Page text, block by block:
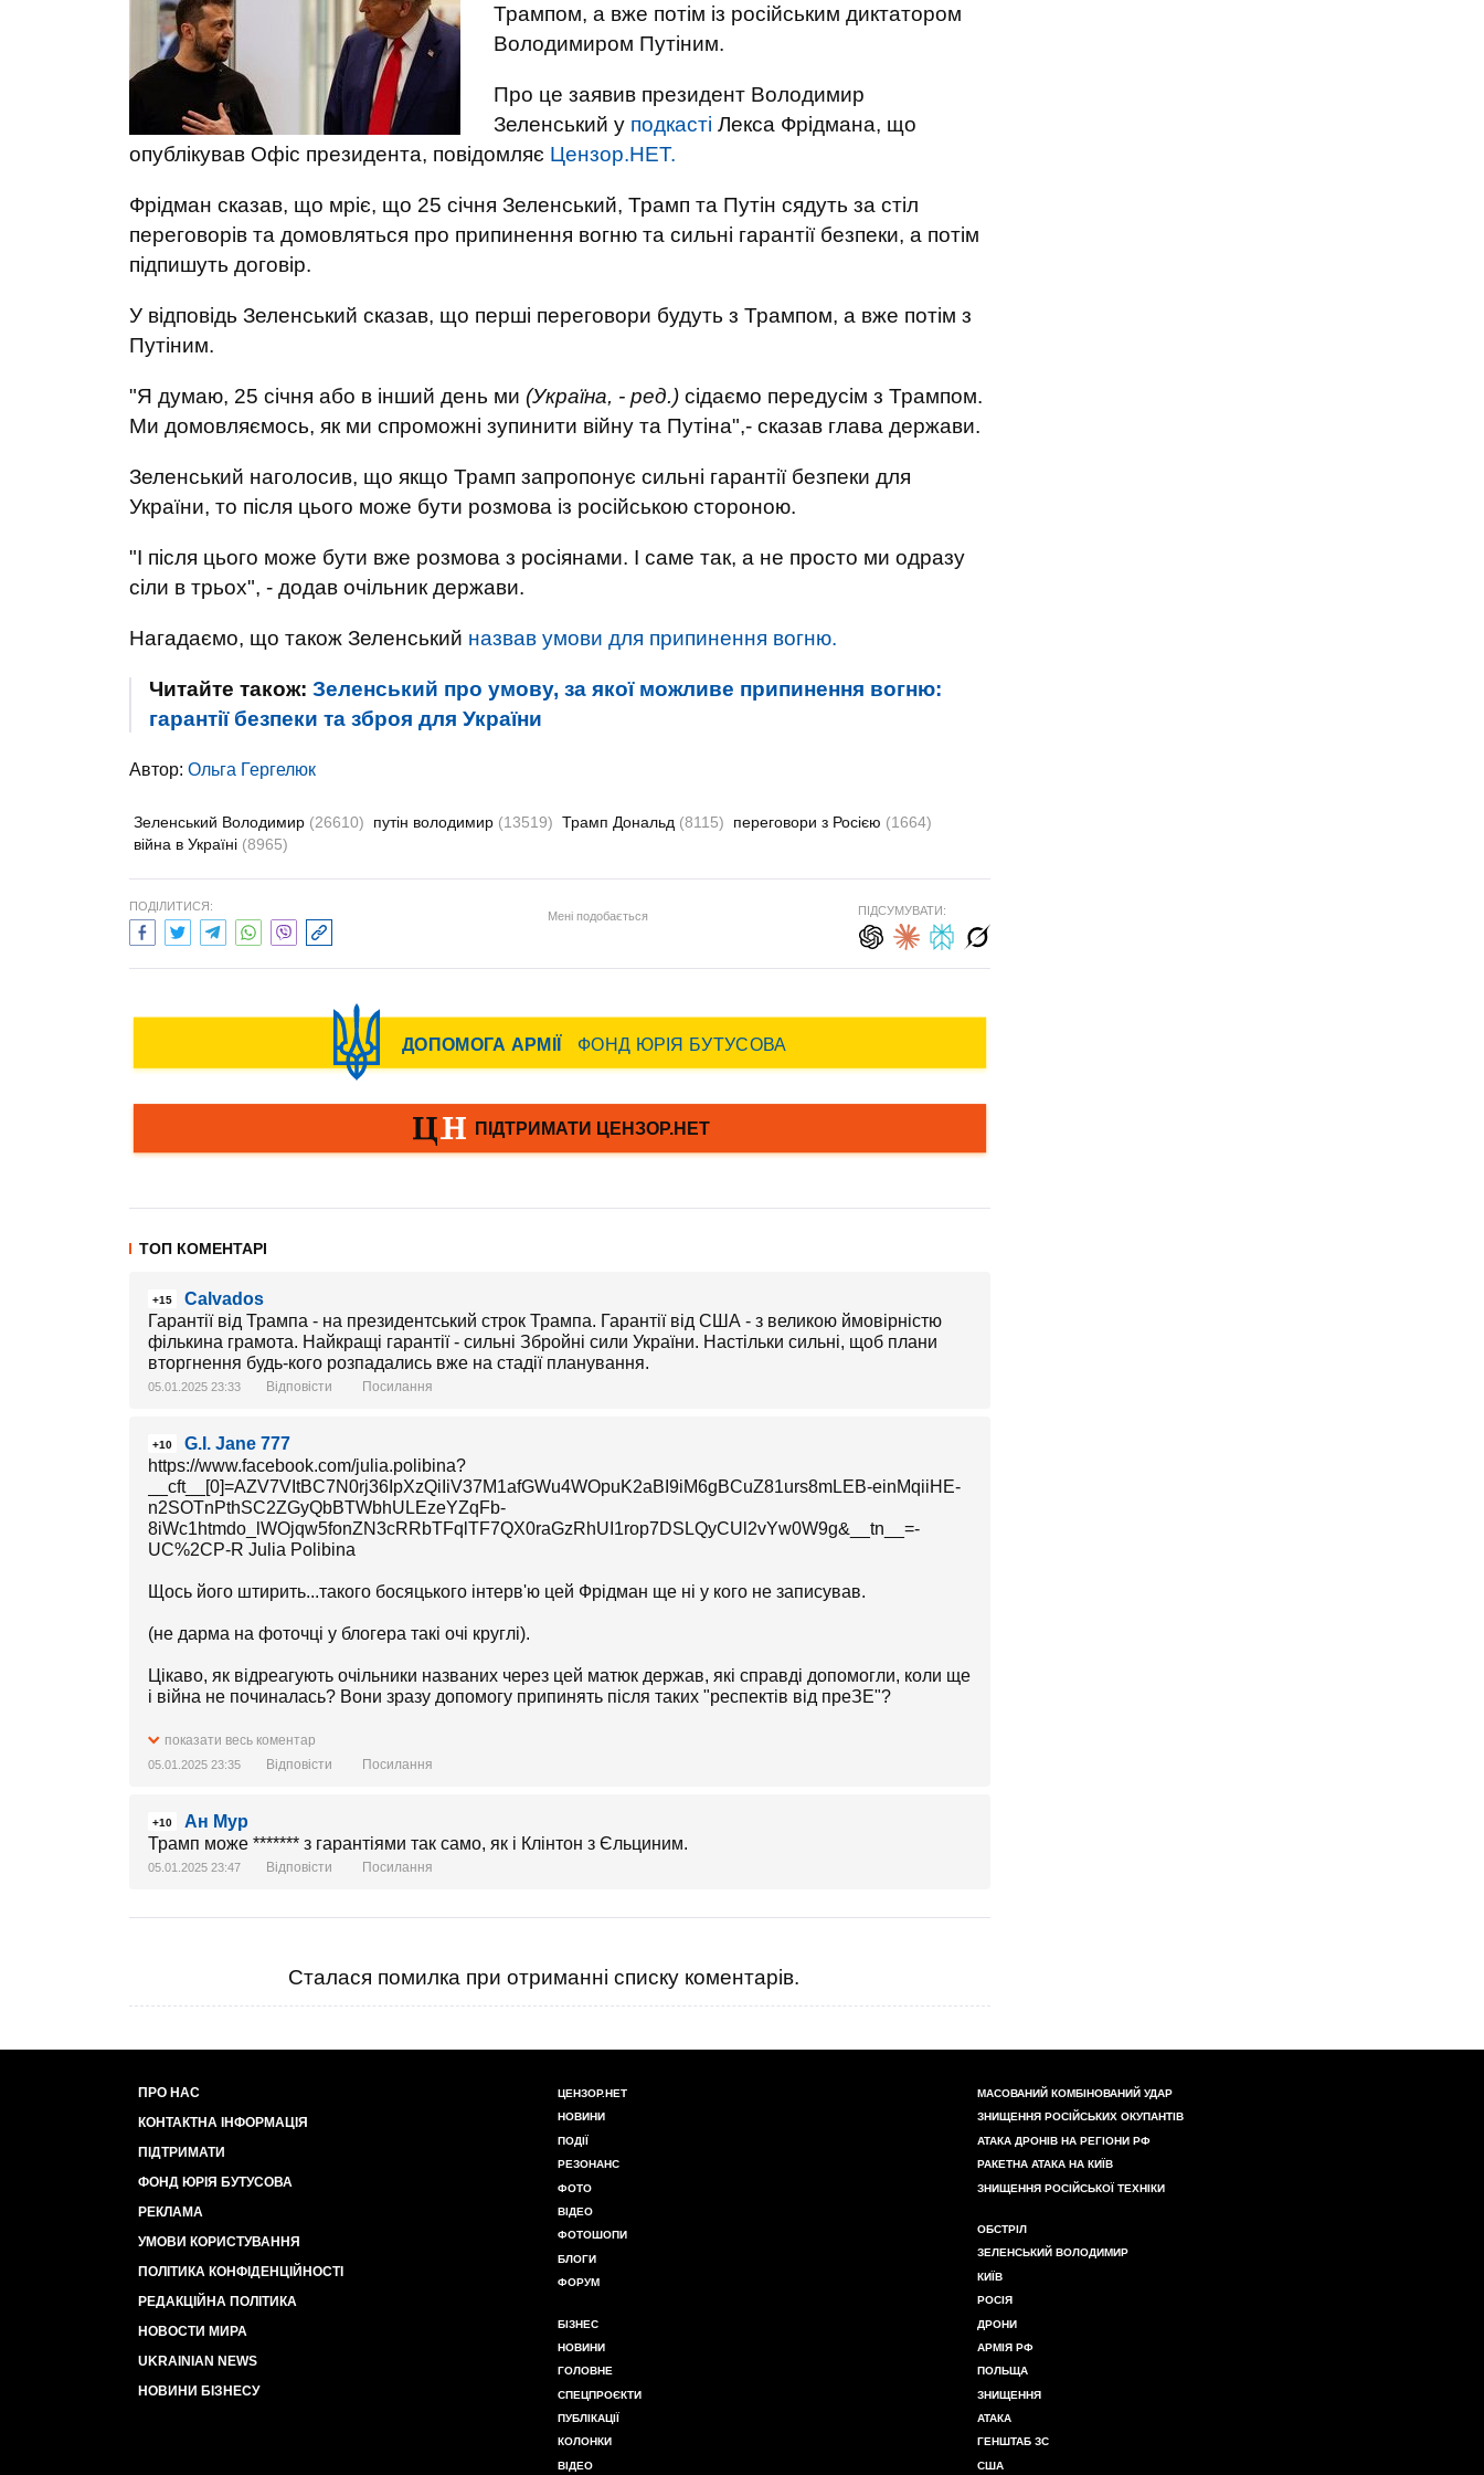
Трампом, а вже потім із російським диктатором
Володимиром Путіним.
Про це заявив президент Володимир
Зеленський у подкасті Лекса Фрідмана, що
опублікував Офіс президента, повідомляє Цензор.НЕТ.
Фрідман сказав, що мріє, що 25 січня Зеленський, Трамп та Путін сядуть за стіл
переговорів та домовляться про припинення вогню та сильні гарантії безпеки, а потім
підпишуть договір.
У відповідь Зеленський сказав, що перші переговори будуть з Трампом, а вже потім з
Путіним.
"Я думаю, 25 січня або в інший день ми (Україна, - ред.) сідаємо передусім з Трампом.
Ми домовляємось, як ми спроможні зупинити війну та Путіна",- сказав глава держави.
Зеленський наголосив, що якщо Трамп запропонує сильні гарантії безпеки для
України, то після цього може бути розмова із російською стороною.
"І після цього може бути вже розмова з росіянами. І саме так, а не просто ми одразу
сіли в трьох", - додав очільник держави.
Нагадаємо, що також Зеленський назвав умови для припинення вогню.
Читайте також: Зеленський про умову, за якої можливе припинення вогню:
гарантії безпеки та зброя для України
Автор: Ольга Гергелюк
Зеленський Володимир (26610) путін володимир (13519) Трамп Дональд (8115) переговори з Росією (1664)
війна в Україні (8965)
ПОДІЛИТИСЯ:
Мені подобається ПІДСУМУВАТИ:
ТОП КОМЕНТАРІ
+15
Calvados
Гарантії від Трампа - на президентський строк Трампа. Гарантії від США - з великою ймовірністю
фількина грамота. Найкращі гарантії - сильні Збройні сили України. Настільки сильні, щоб плани
вторгнення будь-кого розпадались вже на стадії планування.
05.01.2025 23:33 Відповісти Посилання
+10
G.I. Jane 777
https://www.facebook.com/julia.polibina?
__cft__[0]=AZV7VItBC7N0rj36IpXzQiIiV37M1afGWu4WOpuK2aBI9iM6gBCuZ81urs8mLEB-einMqiiHE-
n2SOTnPthSC2ZGyQbBTWbhULEzeYZqFb-
8iWc1htmdo_lWOjqw5fonZN3cRRbTFqlTF7QX0raGzRhUI1rop7DSLQyCUl2vYw0W9g&__tn__=-
UC%2CP-R Julia Polibina
Щось його штирить...такого босяцького інтерв'ю цей Фрідман ще ні у кого не записував.
(не дарма на фоточці у блогера такі очі круглі).
Цікаво, як відреагують очільники названих через цей матюк держав, які справді допомогли, коли ще
і війна не починалась? Вони зразу допомогу припинять після таких "респектів від преЗЕ"?
Ну...тут вже є підстави сумніватися у стабільності психіки Володимира Олександровича... потрібна
термінова допомога професійних лікарів!
показати весь коментар
05.01.2025 23:35 Відповісти Посилання
+10
Ан Мур
Трамп може ******* з гарантіями так само, як і Клінтон з Єльциним.
05.01.2025 23:47 Відповісти Посилання
Сталася помилка при отриманні списку коментарів.
ПРО НАС
КОНТАКТНА ІНФОРМАЦІЯ
ПІДТРИМАТИ
ФОНД ЮРІЯ БУТУСОВА
РЕКЛАМА
УМОВИ КОРИСТУВАННЯ
ПОЛІТИКА КОНФІДЕНЦІЙНОСТІ
РЕДАКЦІЙНА ПОЛІТИКА
НОВОСТИ МИРА
UKRAINIAN NEWS
НОВИНИ БІЗНЕСУ
ЦЕНЗОР.НЕТ
НОВИНИ
ПОДІЇ
РЕЗОНАНС
ФОТО
ВІДЕО
ФОТОШОПИ
БЛОГИ
ФОРУМ
БІЗНЕС
НОВИНИ
ГОЛОВНЕ
СПЕЦПРОЄКТИ
ПУБЛІКАЦІЇ
КОЛОНКИ
ВІДЕО
МАСОВАНИЙ КОМБІНОВАНИЙ УДАР
ЗНИЩЕННЯ РОСІЙСЬКИХ ОКУПАНТІВ
АТАКА ДРОНІВ НА РЕГІОНИ РФ
РАКЕТНА АТАКА НА КИЇВ
ЗНИЩЕННЯ РОСІЙСЬКОЇ ТЕХНІКИ
ОБСТРІЛ
ЗЕЛЕНСЬКИЙ ВОЛОДИМИР
КИЇВ
РОСІЯ
ДРОНИ
АРМІЯ РФ
ПОЛЬЩА
ЗНИЩЕННЯ
АТАКА
ГЕНШТАБ ЗС
США